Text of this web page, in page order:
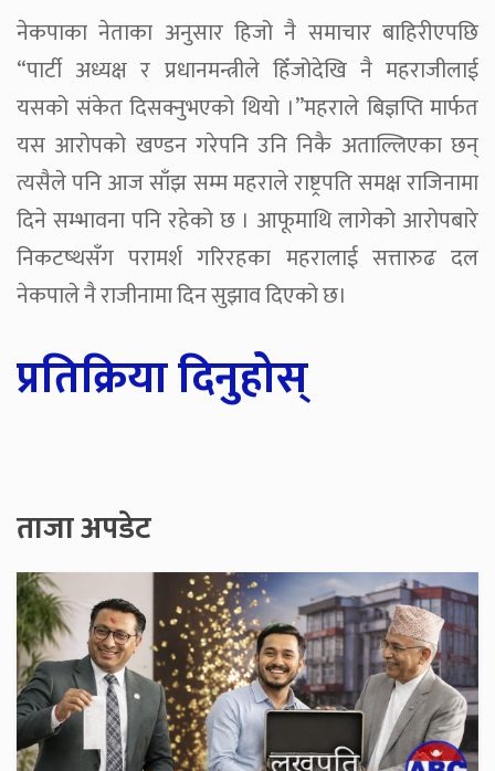
नेकपाका नेताका अनुसार हिजो नै समाचार बाहिरीएपछि
“पार्टी अध्यक्ष र प्रधानमन्त्रीले हिँजोदेखि नै महराजीलाई
यसको संकेत दिसक्नुभएको थियो ।”महराले बिज्ञप्ति मार्फत
यस आरोपको खण्डन गरेपनि उनि निकै अताल्लिएका छन्
त्यसैले पनि आज साँझ सम्म महराले राष्ट्रपति समक्ष राजिनामा
दिने सम्भावना पनि रहेको छ । आफूमाथि लागेको आरोपबारे
निकटष्थसँग परामर्श गरिरहका महरालाई सत्तारुढ दल
नेकपाले नै राजीनामा दिन सुझाव दिएको छ।
प्रतिक्रिया दिनुहोस्
ताजा अपडेट